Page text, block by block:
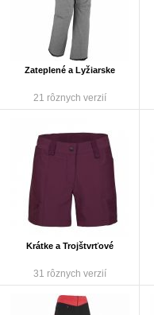
Zateplené a Lyžiarske
21 rôznych verzií
Krátke a Trojštvrťové
31 rôznych verzií